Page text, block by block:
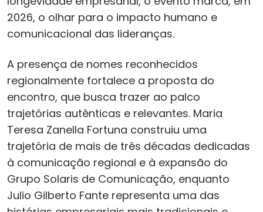
2026, o olhar para o impacto humano e
comunicacional das lideranças.
A presença de nomes reconhecidos
regionalmente fortalece a proposta do
encontro, que busca trazer ao palco
trajetórias autênticas e relevantes. Maria
Teresa Zanella Fortuna construiu uma
trajetória de mais de três décadas dedicadas
à comunicação regional e à expansão do
Grupo Solaris de Comunicação, enquanto
Julio Gilberto Fante representa uma das